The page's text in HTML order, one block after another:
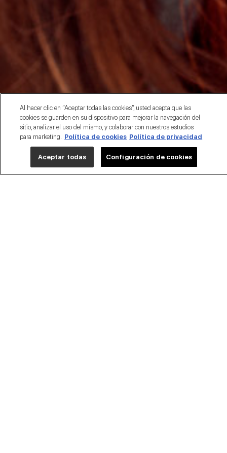
Al hacer clic en “Aceptar todas las cookies”, usted acepta que las
cookies se guarden en su dispositivo para mejorar la navegación del
sitio, analizar el uso del mismo, y colaborar con nuestros estudios
para marketing. Política de cookies Política de privacidad
Configuración de cookies
Aceptar todas